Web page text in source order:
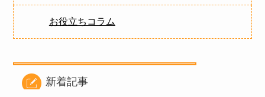
お役立ちコラム
新着記事